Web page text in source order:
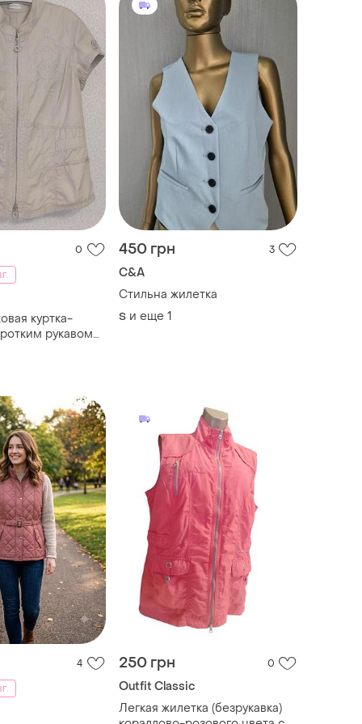
0
куртка-
рукавом
цвета от
bonita
450 грн 3
C&A
Стильна жилетка
S и еще 1
4
250 грн 0
Outfit Classic
Легкая жилетка (безрукавка)